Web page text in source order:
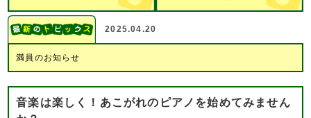
2025.04.20
満員のお知らせ
音楽は楽しく！あこがれのピアノを始めてみません